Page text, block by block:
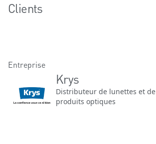
Clients
Entreprise
Krys
Distributeur de lunettes et de
produits optiques